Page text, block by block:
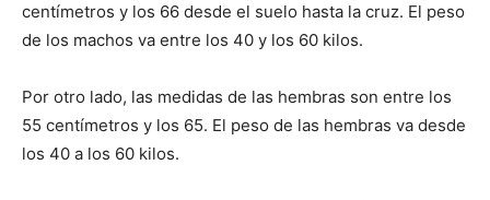
centímetros y los 66 desde el suelo hasta la cruz. El peso
de los machos va entre los 40 y los 60 kilos.
Por otro lado, las medidas de las hembras son entre los
55 centímetros y los 65. El peso de las hembras va desde
los 40 a los 60 kilos.